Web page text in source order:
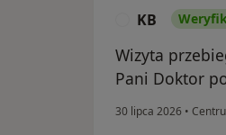
KB
Wizyta
Pani Doktor
30 lipca 2026 •